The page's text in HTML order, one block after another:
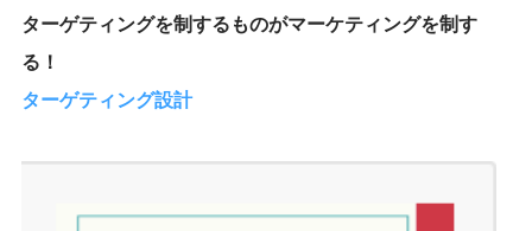
ターゲティングを制するものがマーケティングを制す
る！
ターゲティング設計